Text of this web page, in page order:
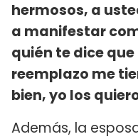
hermosos, a
a manifestar
quién te dice
reemplazo me
bien, yo los
Además, la